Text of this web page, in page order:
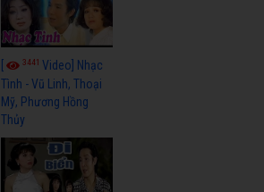
3441Video] Nhạc
Tình - Vũ Linh, Thoại
Mỹ, Phương Hồng
Thủy